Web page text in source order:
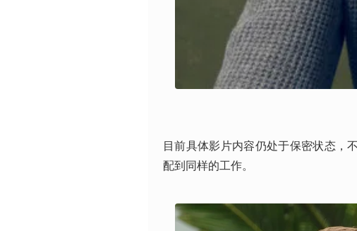
目前具体影片内容仍处于保密状态，
配到同样的工作。